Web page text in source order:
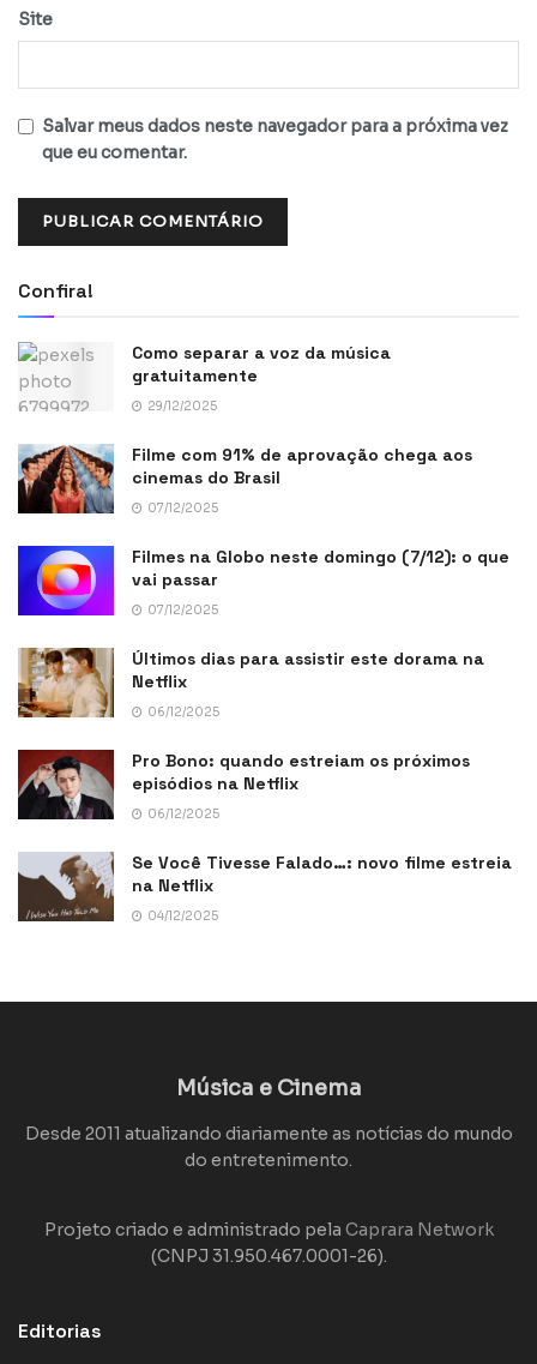
Site
Salvar meus dados neste navegador para a próxima vez
que eu comentar.
Confira!
Como separar a voz da música
gratuitamente
29/12/2025
Filme com 91% de aprovação chega aos
cinemas do Brasil
07/12/2025
Filmes na Globo neste domingo (7/12): o que
vai passar
07/12/2025
Últimos dias para assistir este dorama na
Netflix
06/12/2025
Pro Bono: quando estreiam os próximos
episódios na Netflix
06/12/2025
Se Você Tivesse Falado…: novo filme estreia
na Netflix
04/12/2025
Música e Cinema
Desde 2011 atualizando diariamente as notícias do mundo
do entretenimento.
Projeto criado e administrado pela Caprara Network
(CNPJ 31.950.467.0001-26).
Editorias